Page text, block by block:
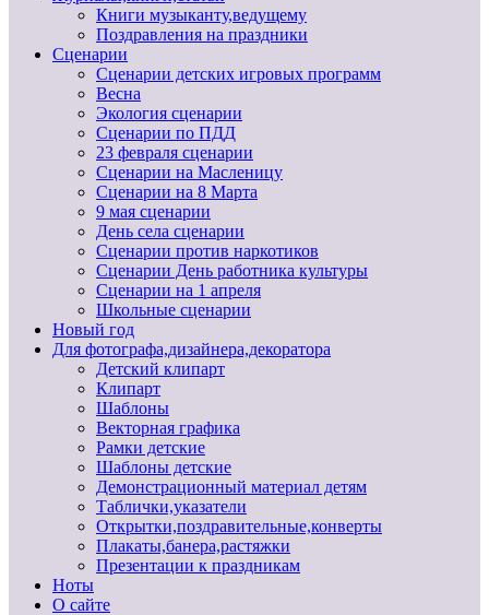
Книги музыканту,ведущему
Поздравления на праздники
Сценарии
Сценарии детских игровых программ
Весна
Экология сценарии
Сценарии по ПДД
23 февраля сценарии
Сценарии на Масленицу
Сценарии на 8 Марта
9 мая сценарии
День села сценарии
Сценарии против наркотиков
Сценарии День работника культуры
Сценарии на 1 апреля
Школьные сценарии
Новый год
Для фотографа,дизайнера,декоратора
Детский клипарт
Клипарт
Шаблоны
Векторная графика
Рамки детские
Шаблоны детские
Демонстрационный материал детям
Таблички,указатели
Открытки,поздравительные,конверты
Плакаты,банера,растяжки
Презентации к праздникам
Ноты
О сайте